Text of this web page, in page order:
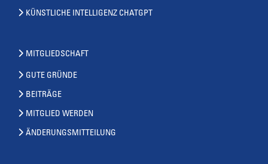
KÜNSTLICHE INTELLIGENZ CHATGPT
MITGLIEDSCHAFT
GUTE GRÜNDE
BEITRÄGE
MITGLIED WERDEN
ÄNDERUNGSMITTEILUNG